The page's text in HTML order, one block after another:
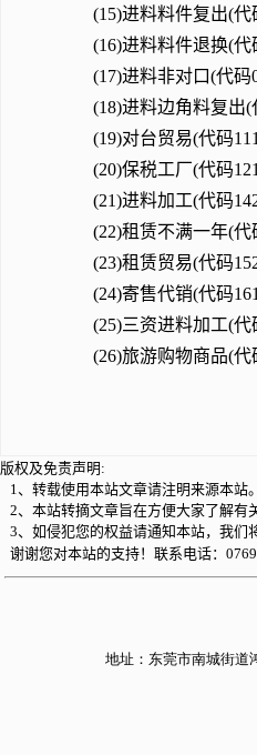
(15)进料料件复出(代
(16)进料料件退换(代
(17)进料非对口(代码
(18)进料边角料复出(
(19)对台贸易(代码
(20)保税工厂(代码
(21)进料加工(代码
(22)租赁不满一年(代
(23)租赁贸易(代码
(24)寄售代销(代码
(25)三资进料加工(代
(26)旅游购物商品(代
版权及免责声明:
1、转载使用本站文章请注明来源本站。
2、本站转摘文章旨在方便大家了解有
3、如侵犯您的权益请通知本站，我们
谢谢您对本站的支持！联系电话：